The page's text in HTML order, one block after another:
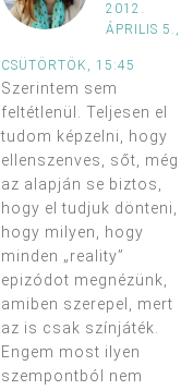
2012.
ÁPRILIS 5.,
CSÜTÖRTÖK, 15:45
Szerintem sem
feltétlenül. Teljesen el
tudom képzelni, hogy
ellenszenves, sőt, még
az alapján se biztos,
hogy el tudjuk dönteni,
hogy milyen, hogy
minden „reality”
epizódot megnézünk,
amiben szerepel, mert
az is csak színjáték.
Engem most ilyen
szempontból nem